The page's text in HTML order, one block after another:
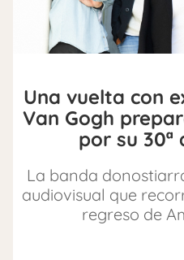
Una vuelta con
Van Gogh
por su 30ª
La banda
audiovisual que
regreso de